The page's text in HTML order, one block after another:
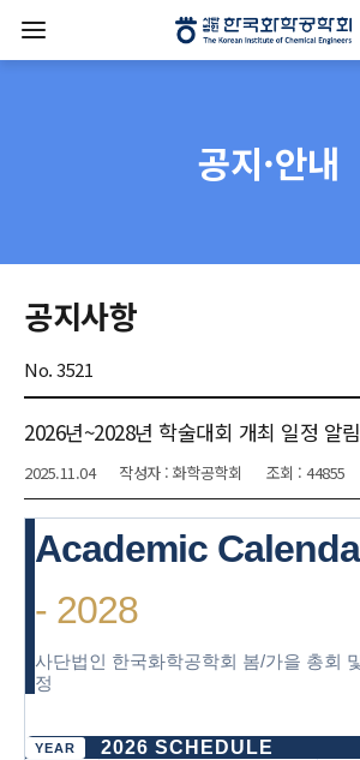
공지·안내
공지사항
No. 3521
2026년~2028년 학술대회 개최 일정 알림
2025.11.04 작성자 : 화학공학회 조회 : 44855